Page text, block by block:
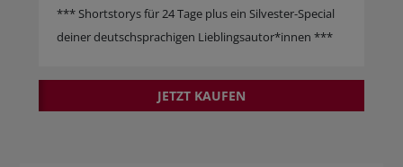
*** Shortstorys für 24 Tage plus ein Silvester-Special
deiner deutschsprachigen Lieblingsautor*innen ***
JETZT KAUFEN